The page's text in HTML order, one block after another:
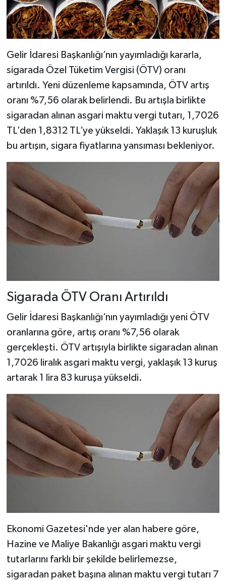
Gelir İdaresi Başkanlığı’nın yayımladığı kararla,
sigarada Özel Tüketim Vergisi (ÖTV) oranı
artırıldı. Yeni düzenleme kapsamında, ÖTV artış
oranı %7,56 olarak belirlendi. Bu artışla birlikte
sigaradan alınan asgari maktu vergi tutarı, 1,7026
TL’den 1,8312 TL’ye yükseldi. Yaklaşık 13 kuruşluk
bu artışın, sigara fiyatlarına yansıması bekleniyor.
Sigarada ÖTV Oranı Artırıldı
Gelir İdaresi Başkanlığı’nın yayımladığı yeni ÖTV
oranlarına göre, artış oranı %7,56 olarak
gerçekleşti. ÖTV artışıyla birlikte sigaradan alınan
1,7026 liralık asgari maktu vergi, yaklaşık 13 kuruş
artarak 1 lira 83 kuruşa yükseldi.
Ekonomi Gazetesi'nde yer alan habere göre,
Hazine ve Maliye Bakanlığı asgari maktu vergi
tutarlarını farklı bir şekilde belirlemezse,
sigaradan paket başına alınan maktu vergi tutarı 7